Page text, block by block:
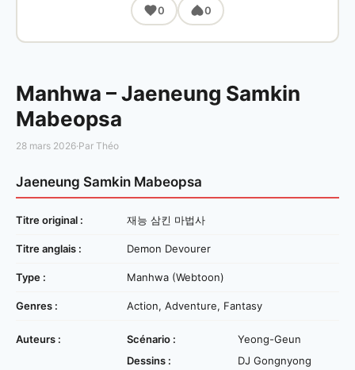
0 0
Manhwa – Jaeneung Samkin
Mabeopsa
28 mars 2026·Par Théo
Jaeneung Samkin Mabeopsa
Titre original : 재능 삼킨 마법사
Titre anglais : Demon Devourer
Type : Manhwa (Webtoon)
Genres : Action, Adventure, Fantasy
Auteurs : Scénario :
Yeong-Geun
Dessins :
DJ Gongnyong